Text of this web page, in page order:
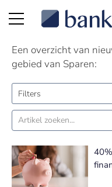
Sparen nieuws |
Een overzicht van
gebied van Sparen:
Filters